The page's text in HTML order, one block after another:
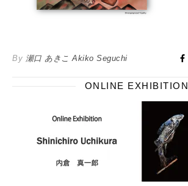
By 瀬口 あきこ Akiko Seguchi
ONLINE EXHIBITION